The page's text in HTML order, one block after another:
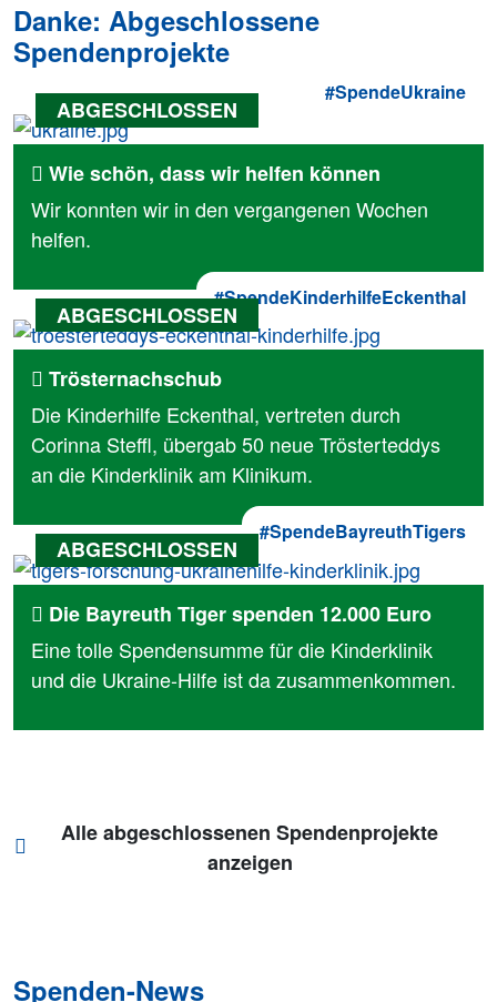
Danke: Abgeschlossene
Spendenprojekte
#SpendeUkraine
Wie schön, dass wir helfen können
Wir konnten wir in den vergangenen Wochen
helfen.
#SpendeKinderhilfeEckenthal
Trösternachschub
Die Kinderhilfe Eckenthal, vertreten durch
Corinna Steffl, übergab 50 neue Trösterteddys
an die Kinderklinik am Klinikum.
#SpendeBayreuthTigers
Die Bayreuth Tiger spenden 12.000 Euro
Eine tolle Spendensumme für die Kinderklinik
und die Ukraine-Hilfe ist da zusammenkommen.
Alle abgeschlossenen Spendenprojekte
anzeigen
Spenden-News